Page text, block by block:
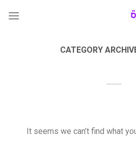
CATEGORY
It seems we can’t find what